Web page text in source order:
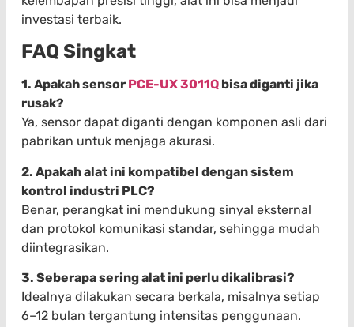
investasi terbaik.
FAQ Singkat
1. Apakah sensor PCE-UX 3011Q bisa diganti jika
rusak?
Ya, sensor dapat diganti dengan komponen asli dari
pabrikan untuk menjaga akurasi.
2. Apakah alat ini kompatibel dengan sistem
kontrol industri PLC?
Benar, perangkat ini mendukung sinyal eksternal
dan protokol komunikasi standar, sehingga mudah
diintegrasikan.
3. Seberapa sering alat ini perlu dikalibrasi?
Idealnya dilakukan secara berkala, misalnya setiap
6–12 bulan tergantung intensitas penggunaan.